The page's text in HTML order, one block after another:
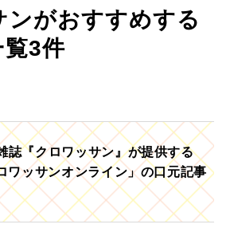
ンがおすすめする
覧3件
誌『クロワッサン』が提供する
ワッサンオンライン」の口元記事